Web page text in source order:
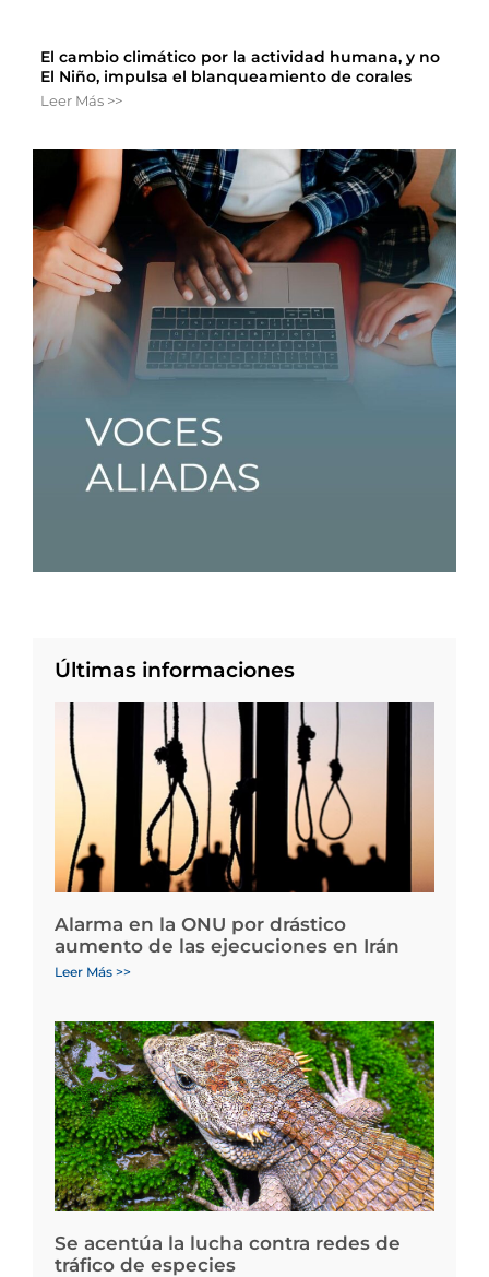
El cambio climático por la actividad humana, y no
El Niño, impulsa el blanqueamiento de corales
Leer Más >>
Últimas informaciones
Alarma en la ONU por drástico
aumento de las ejecuciones en Irán
Leer Más >>
Se acentúa la lucha contra redes de
tráfico de especies